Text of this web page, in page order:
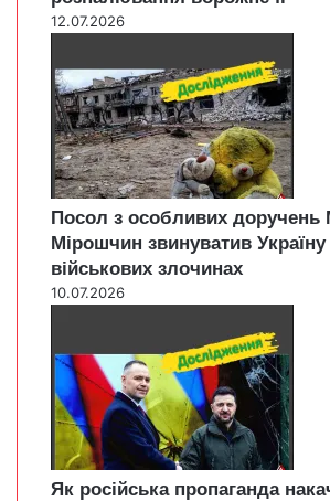
12.07.2026
Посол з особливих
Мірошчин звинуватив Україну
військових злочинах
10.07.2026
Як російська пропаганда